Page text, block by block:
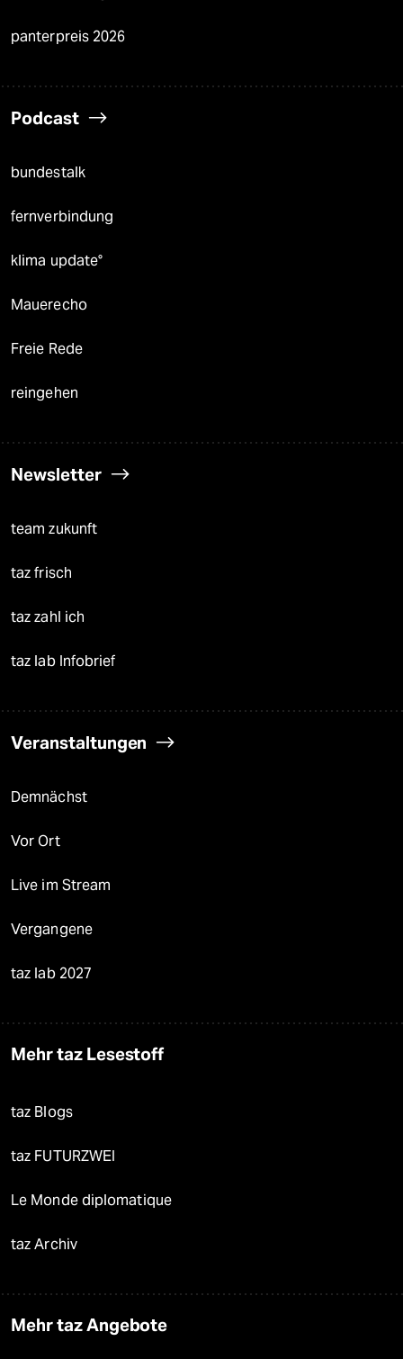
panterpreis 2026
Podcast
bundestalk
fernverbindung
klima update°
Mauerecho
Freie Rede
reingehen
Newsletter
team zukunft
taz frisch
taz zahl ich
taz lab Infobrief
Veranstaltungen
Demnächst
Vor Ort
Live im Stream
Vergangene
taz lab 2027
Mehr taz Lesestoff
taz Blogs
taz FUTURZWEI
Le Monde diplomatique
taz Archiv
Mehr taz Angebote